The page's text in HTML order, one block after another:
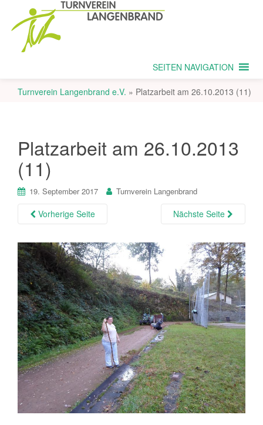
SEITEN NAVIGATION
Turnverein Langenbrand e.V. » Platzarbeit am 26.10.2013 (11)
Platzarbeit am 26.10.2013
(11)
19. September 2017 Turnverein Langenbrand
Vorherige Seite Nächste Seite